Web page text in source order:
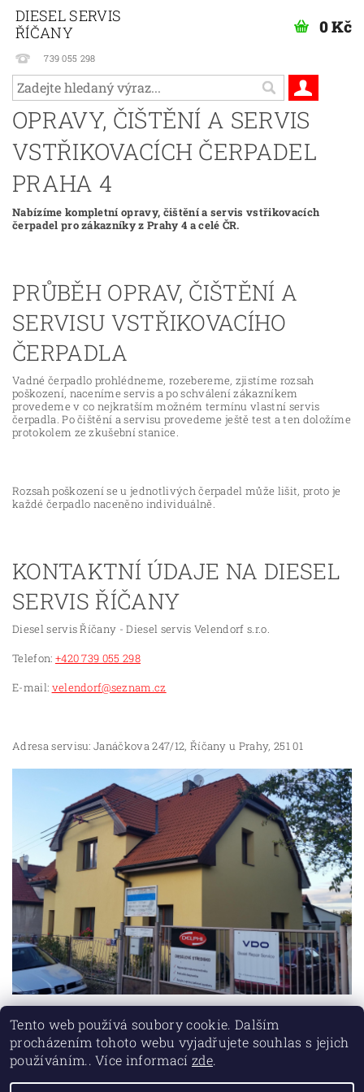
DIESEL SERVIS
ŘÍČANY
739 055 298
0 Kč
OPRAVY, ČIŠTĚNÍ A SERVIS
VSTŘIKOVACÍCH ČERPADEL
PRAHA 4
Nabízíme kompletní opravy, čištění a servis vstřikovacích
čerpadel pro zákazníky z Prahy 4 a celé ČR.
PRŮBĚH OPRAV, ČIŠTĚNÍ A
SERVISU VSTŘIKOVACÍHO
ČERPADLA
Vadné čerpadlo prohlédneme, rozebereme, zjistíme rozsah
poškození, naceníme servis a po schválení zákazníkem
provedeme v co nejkratším možném termínu vlastní servis
čerpadla. Po čištění a servisu provedeme ještě test a ten doložíme
protokolem ze zkušební stanice.
Rozsah poškození se u jednotlivých čerpadel může lišit, proto je
každé čerpadlo naceněno individuálně.
KONTAKTNÍ ÚDAJE NA DIESEL
SERVIS ŘÍČANY
Diesel servis Říčany - Diesel servis Velendorf s.r.o.
Telefon: +420 739 055 298
E-mail: velendorf@seznam.cz
Adresa servisu: Janáčkova 247/12, Říčany u Prahy, 251 01
Lokality
Tento web používá soubory cookie. Dalším
procházením tohoto webu vyjadřujete souhlas s jejich
používáním.. Více informací zde.